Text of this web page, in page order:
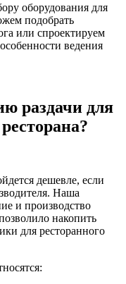
оборудования для
подобрать
или спроектируем
ведения
раздачи для
дешевле, если
Наша
и производство
накопить
для ресторанного